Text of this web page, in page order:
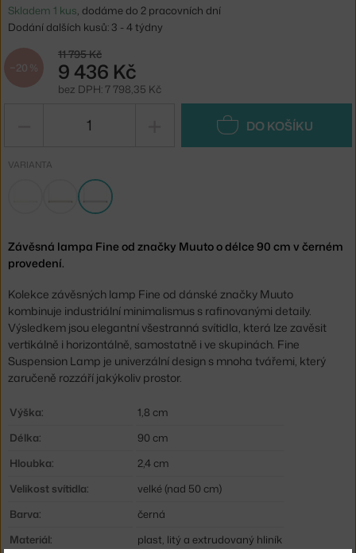
Skladem 1 kus, dodáme do 2 pracovních dní
Dodání dalších kusů: 3 - 4 týdny
−20 %
11 795 Kč
9 436 Kč
bez DPH: 7 798,35 Kč
DO KOŠÍKU
VARIANTA
Závěsná lampa Fine od značky Muuto o délce 90 cm v černém
provedení.
Kolekce závěsných lamp Fine od dánské značky Muuto
kombinuje industriální minimalismus s rafinovanými detaily.
Výsledkem jsou elegantní všestranná svítidla, která lze zavěsit
vertikálně i horizontálně, samostatně i ve skupinách. Fine
Suspension Lamp je univerzální design s mnoha tvářemi, který
zaručeně rozzáří jakýkoliv prostor.
Výška:
1,8 cm
Délka:
90 cm
Hloubka:
2,4 cm
Velikost svítidla:
velké (nad 50 cm)
Barva:
černá
Materiál:
plast, litý a extrudovaný hliník